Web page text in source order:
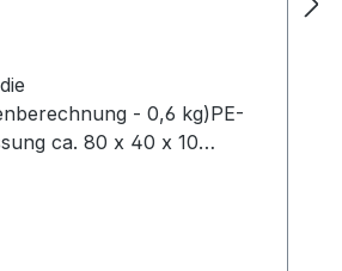
- 0,6 kg)PE-
ca. 80 x 40 x 10